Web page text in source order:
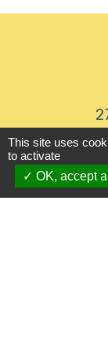
This site uses
to activate
OK, accept all